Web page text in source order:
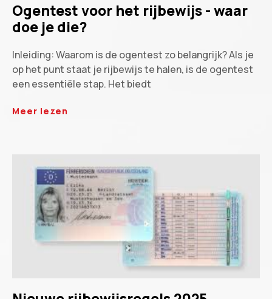
Ogentest voor het rijbewijs - waar
doe je die?
Inleiding: Waarom is de ogentest zo belangrijk? Als je
op het punt staat je rijbewijs te halen, is de ogentest
een essentiële stap. Het biedt
Meer lezen